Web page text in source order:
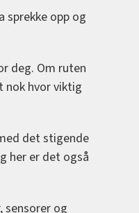
sprekke opp og
deg. Om ruten
nok hvor viktig
det stigende
her er det også
og